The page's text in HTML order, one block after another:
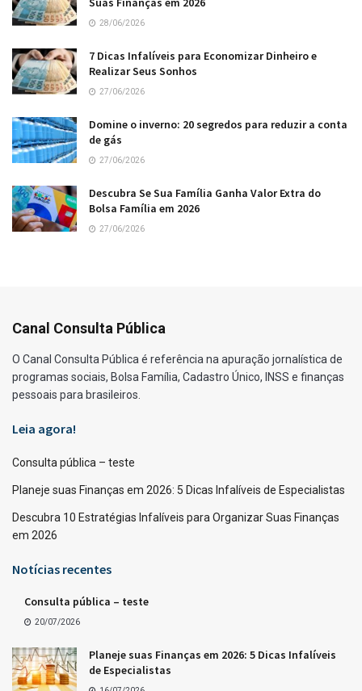
28/06/2026
7 Dicas Infalíveis para Economizar Dinheiro e
Realizar Seus Sonhos
27/06/2026
Domine o inverno: 20 segredos para reduzir a conta
de gás
27/06/2026
Descubra Se Sua Família Ganha Valor Extra do
Bolsa Família em 2026
27/06/2026
Canal Consulta Pública
O Canal Consulta Pública é referência na apuração jornalística de
programas sociais, Bolsa Família, Cadastro Único, INSS e finanças
pessoais para brasileiros.
Leia agora!
Consulta pública – teste
Planeje suas Finanças em 2026: 5 Dicas Infalíveis de Especialistas
Descubra 10 Estratégias Infalíveis para Organizar Suas Finanças
em 2026
Notícias recentes
Consulta pública – teste
20/07/2026
Planeje suas Finanças em 2026: 5 Dicas Infalíveis
de Especialistas